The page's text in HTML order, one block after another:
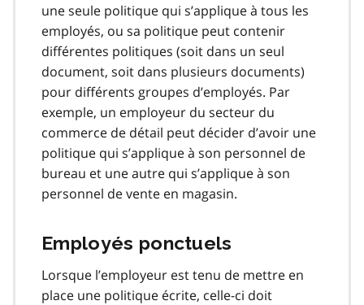
une seule politique qui s’applique à tous les
employés, ou sa politique peut contenir
différentes politiques (soit dans un seul
document, soit dans plusieurs documents)
pour différents groupes d’employés. Par
exemple, un employeur du secteur du
commerce de détail peut décider d’avoir une
politique qui s’applique à son personnel de
bureau et une autre qui s’applique à son
personnel de vente en magasin.
Employés ponctuels
Lorsque l’employeur est tenu de mettre en
place une politique écrite, celle-ci doit